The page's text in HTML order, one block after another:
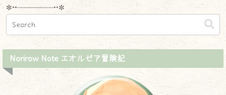
✼••┈┈┈┈┈┈┈┈┈••✼
Norirow Note エオルゼア冒険記